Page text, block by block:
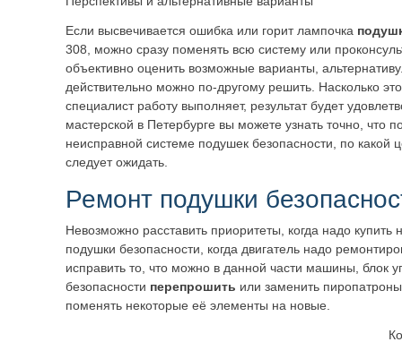
Если высвечивается ошибка или горит лампочка
308, можно сразу поменять всю систему или
объективно оценить возможные варианты,
действительно можно по-другому решить. Насколько
специалист работу выполняет, результат будет
мастерской в Петербурге вы можете узнать точно, что
неисправной системе подушек безопасности, по какой
следует ожидать.
Ремонт подушки
Невозможно расставить приоритеты, когда надо купить
подушки безопасности, когда двигатель надо
исправить то, что можно в данной части машины, блок
безопасности перепрошить или заменить
поменять некоторые её элементы на новые.